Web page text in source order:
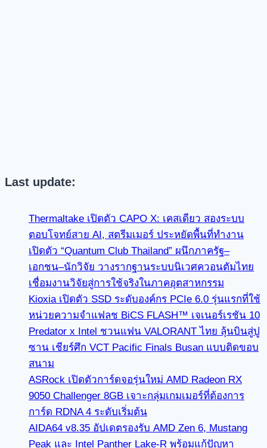
Last update:
Thermaltake เปิดตัว CAPO X: เคสเดียว สองระบบ
ตอบโจทย์สาย AI, สตรีมเมอร์ ประหยัดพื้นที่ทำงาน
เปิดตัว “Quantum Club Thailand” ผนึกภาครัฐ–
เอกชน–นักวิจัย วางรากฐานระบบนิเวศควอนตัมไทย
เชื่อมงานวิจัยสู่การใช้จริงในภาคอุตสาหกรรม
Kioxia เปิดตัว SSD ระดับองค์กร PCIe 6.0 รุ่นแรกที่ใช้
หน่วยความจำแฟลช BiCS FLASH™ เจเนอร์เรชัน 10
Predator x Intel ชวนแฟน VALORANT ไทย ลุ้นบินสู่ปู
ซาน เชียร์ศึก VCT Pacific Finals Busan แบบติดขอบ
สนาม
ASRock เปิดตัวการ์ดจอรุ่นใหม่ AMD Radeon RX
9050 Challenger 8GB เจาะกลุ่มเกมเมอร์ที่ต้องการ
การ์ด RDNA 4 ระดับเริ่มต้น
AIDA64 v8.35 อัปเดตรองรับ AMD Zen 6, Mustang
Peak และ Intel Panther Lake-R พร้อมแก้ปัญหา